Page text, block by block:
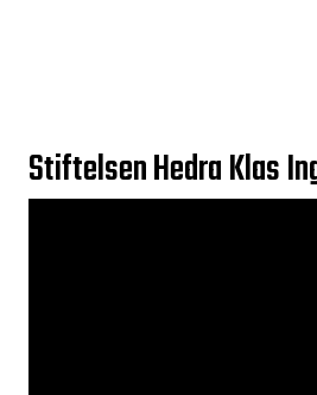
Stiftelsen Hedra Klas